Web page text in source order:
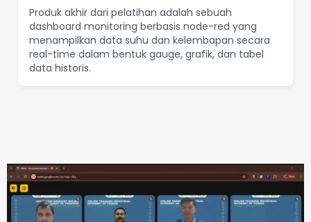
Produk akhir dari pelatihan adalah sebuah
dashboard monitoring berbasis node-red yang
menampilkan data suhu dan kelembapan secara
real-time dalam bentuk gauge, grafik, dan tabel
data historis.